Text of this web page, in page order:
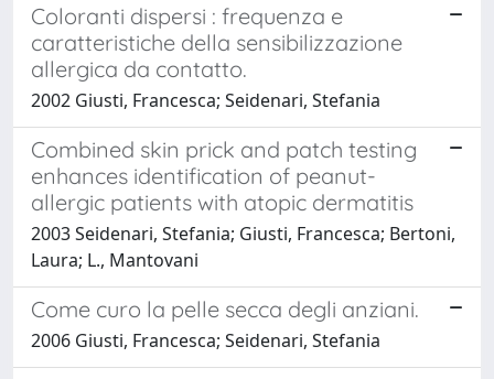
Coloranti dispersi : frequenza e
caratteristiche della sensibilizzazione
allergica da contatto.
2002 Giusti, Francesca; Seidenari, Stefania
Combined skin prick and patch testing
enhances identification of peanut-
allergic patients with atopic dermatitis
2003 Seidenari, Stefania; Giusti, Francesca; Bertoni,
Laura; L., Mantovani
Come curo la pelle secca degli anziani.
2006 Giusti, Francesca; Seidenari, Stefania